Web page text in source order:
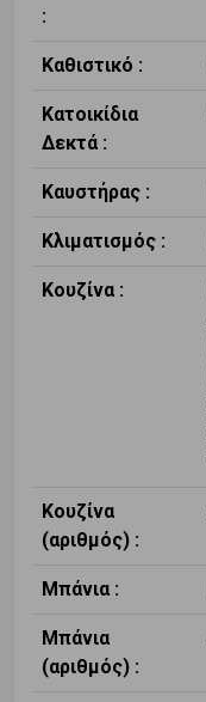
:
Καθιστικό :
Κατοικίδια
Δεκτά :
Καυστήρας :
Κλιματισμός :
Κουζίνα :
Κουζίνα
(αριθμός) :
Μπάνια :
Μπάνια
(αριθμός) :